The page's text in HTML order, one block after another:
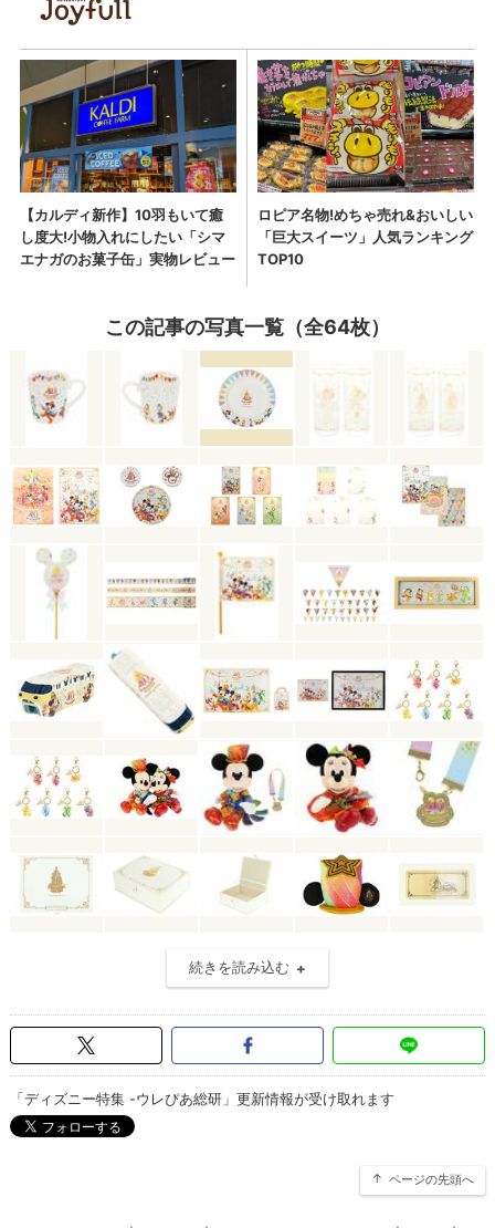
この記事の写真一覧（全64枚）
続きを読み込む
「ディズニー特集 -ウレぴあ総研」更新情報が受け取れます
ページの先頭へ